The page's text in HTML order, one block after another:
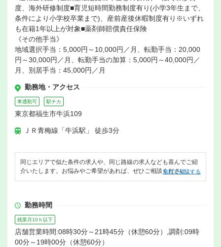
度、海外研修制度■育児短時間勤務制度有り(小学3年生まで、
条件により小学校卒業まで)、産前産後休暇制度有り※いずれ
も在籍1年以上が対象■薬剤師賠償責任保険
《その他手当》
地域選択手当：5,000円～10,000円／月、転勤手当：20,000
円～30,000円／月、転勤手当の加算：5,000円～40,000円／
月、別居手当：45,000円／月
勤務地・アクセス
車通勤可 駅チカ
東京都福生市牛浜109
ＪＲ青梅線「牛浜駅」 徒歩3分
同じエリアで似た条件の求人や、同じ路線の求人なども喜んでご紹
介いたします。お悩みやご希望があれば、ぜひご相談ください。
無料で相談する
勤務時間
残業月10ｈ以下
店舗営業時間:08時30分～21時45分（休憩60分）,調剤:09時
00分～19時00分（休憩60分）